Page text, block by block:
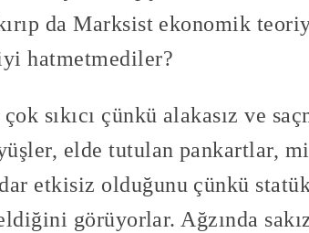
da Marksist ekonomik
hatmetmediler?
sıkıcı çünkü alakasız ve
elde tutulan pankartlar,
etkisiz olduğunu çünkü
görüyorlar. Ağzında